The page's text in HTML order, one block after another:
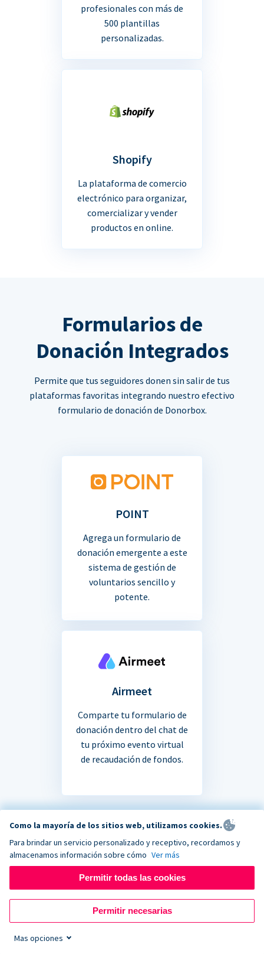
profesionales con más de
500 plantillas
personalizadas.
Shopify
La plataforma de comercio
electrónico para organizar,
comercializar y vender
productos en online.
Formularios de
Donación Integrados
Permite que tus seguidores donen sin salir de tus
plataformas favoritas integrando nuestro efectivo
formulario de donación de Donorbox.
POINT
Agrega un formulario de
donación emergente a este
sistema de gestión de
voluntarios sencillo y
potente.
Airmeet
Comparte tu formulario de
donación dentro del chat de
tu próximo evento virtual
de recaudación de fondos.
¿No estás seguro si tu
aplicación favorita se
integra?
Como la mayoría de los sitios web, utilizamos cookies.
Para brindar un servicio personalizado y receptivo, recordamos y
almacenamos información sobre cómo Ver más
Permitir todas las cookies
Permitir necesarias
Mas opciones